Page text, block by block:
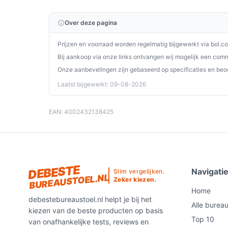
perfect past bij jouw behoeften!
Over deze pagina
Prijzen en voorraad worden regelmatig bijgewerkt via
Bij aankoop via onze links ontvangen wij mogelijk een
Onze aanbevelingen zijn gebaseerd op specificaties en
Laatst bijgewerkt: 09-08-2026
EAN: 4002432138425
DEBESTE
BUREAUSTOEL.NL
Slim vergelijken.
Zeker kiezen.
debestebureaustoel.nl helpt je bij het
kiezen van de beste producten op basis
van onafhankelijke tests, reviews en
Navigatie
Home
Alle
Top 10